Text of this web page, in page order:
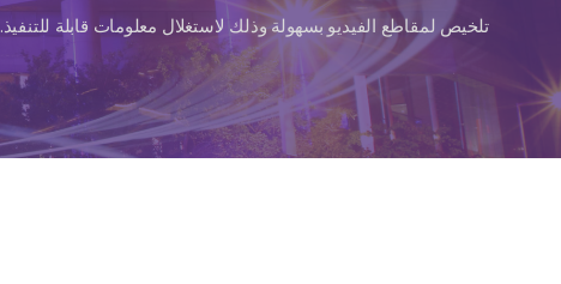
تلخيص لمقاطع الفيديو بسهولة وذلك لاستغلال معلومات قابلة للتنفيذ.